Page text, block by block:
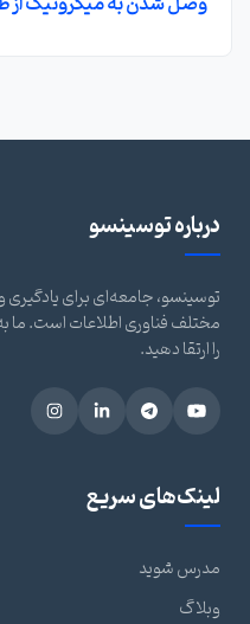
درباره توسینسو
توسینسو، جامعه‌ای برای
مختلف فناوری اطلاعات است.
را ارتقا دهید.
لینک‌های سریع
مدرس شوید
وبلاگ